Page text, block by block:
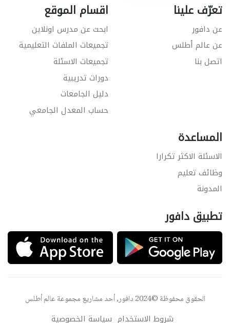
تعرّف علينا
عن دافور
عن عالم أطلس
اتصل بنا
اقسام الموقع
ابحث عن مدرس اونلاين
تجميعات الملفات التعليمية
تجميعات الاسئلة
دورات تدريبية
دليل الجامعات
حساب المعدل الجامعي
المساعدة
الاسئلة الاكثر تكرارا
وظائف تعليم
المدونة
تطبيق دافور
الحقوق محفوظة ©2024 دافور, أحد مشاريع مجموعة عالم أطلس
شروط الاستخدام سياسة الخصوصية